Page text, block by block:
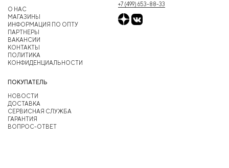
О НАС
МАГАЗИНЫ
ИНФОРМАЦИЯ ПО ОПТУ
ПАРТНЕРЫ
ВАКАНСИИ
КОНТАКТЫ
ПОЛИТИКА
КОНФИДЕНЦИАЛЬНОСТИ
ПОКУПАТЕЛЬ
НОВОСТИ
ДОСТАВКА
СЕРВИСНАЯ СЛУЖБА
ГАРАНТИЯ
ВОПРОС-ОТВЕТ
+7 (499) 653-88-33